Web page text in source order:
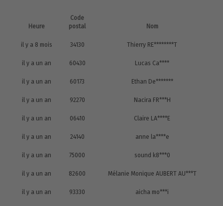
Heure
Code
postal
Nom
il y a 8 mois 34130 Thierry RE********T
il y a un an 60430 Lucas Ca****
il y a un an 60173 Ethan De*******
il y a un an 92270 Nacira FR***H
il y a un an 06410 Claire LA****E
il y a un an 24140 anne la****e
il y a un an 75000 sound k8***0
il y a un an 82600 Mélanie Monique AUBERT AU***T
il y a un an 93330 aicha mo***i